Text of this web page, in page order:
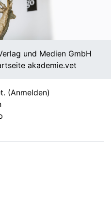
und Medien GmbH
akademie.vet
(Anmelden)